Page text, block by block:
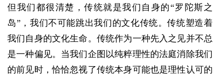
但我们都很清楚，传统就是我们自身的“罗陀斯之
岛”，我们不可能跳出我们的文化传统。传统塑造着
我们自身的文化生命。传统作为一种先入之见并不总
是一种偏见。当我们企图以纯粹理性的法庭消除我们
的前见时，恰恰忽视了传统本身可能也是理性认可的